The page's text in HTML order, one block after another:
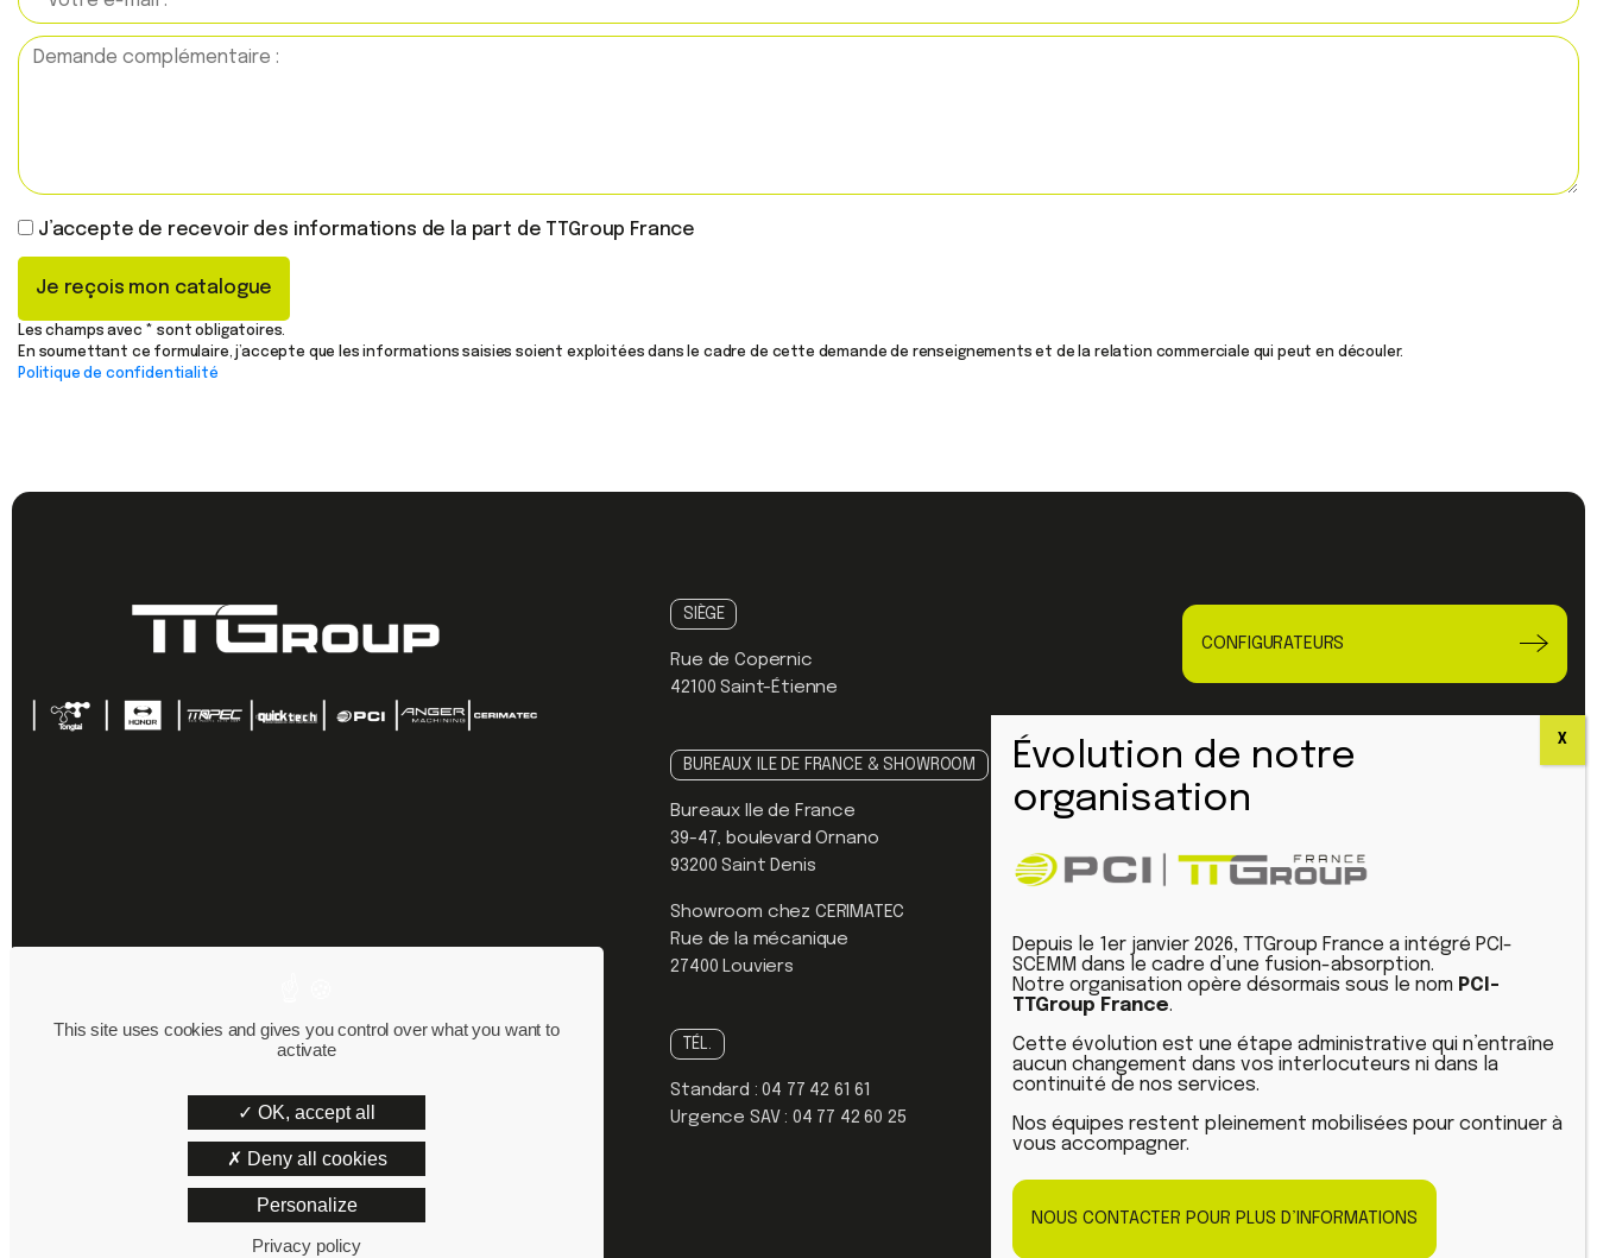
J’accepte de recevoir des informations de la part de TTGroup France
Je reçois mon catalogue
Les champs avec * sont obligatoires.
En soumettant ce formulaire, j’accepte que les informations saisies soient exploitées dans le cadre de cette demande de renseignements et de la relation commerciale qui peut en découler.
Politique de confidentialité
SIÈGE
Rue de Copernic
42100 Saint-Étienne
BUREAUX ILE DE FRANCE & SHOWROOM
Bureaux Ile de France
39-47, boulevard Ornano
93200 Saint Denis
Showroom chez CERIMATEC
Rue de la mécanique
27400 Louviers
TÉL.
Standard : 04 77 42 61 61
Urgence SAV : 04 77 42 60 25
CONFIGURATEURS
Youtube
Mentions Légales
Politique de confidentialité
Depuis le 1er janvier 2026, TTGroup France a intégré PCI-
SCEMM dans le cadre d’une fusion-absorption.
Notre organisation opère désormais sous le nom PCI-
TTGroup France.
Cette évolution est une étape administrative qui n’entraîne
aucun changement dans vos interlocuteurs ni dans la
continuité de nos services.
Nos équipes restent pleinement mobilisées pour continuer à
vous accompagner.
NOUS CONTACTER POUR PLUS D’INFORMATIONS
This site uses cookies and gives you control over what you want to
activate
OK, accept all
Deny all cookies
Personalize
Privacy policy